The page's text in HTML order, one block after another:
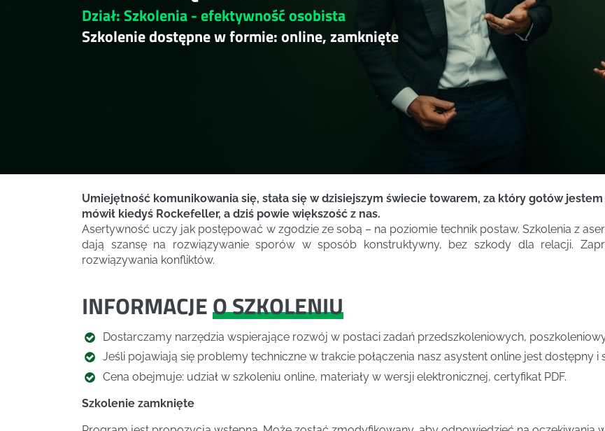
Dział: Szkolenia - efektywność osobista
Szkolenie dostępne w formie: online, zamknięte
Umiejętność komunikowania się, stała się w dzisiejszym świecie towarem, za który gotów
mówił kiedyś Rockefeller, a dziś powie większość z nas.
Asertywność uczy jak postępować w zgodzie ze sobą – na poziomie technik postaw. Szkolenia z
dają szansę na rozwiązywanie sporów w sposób konstruktywny, bez szkody dla relacji.
rozwiązywania konfliktów.
INFORMACJEO SZKOLENIU
Dostarczamy narzędzia wspierające rozwój w postaci zadań przedszkoleniowych,
Jeśli pojawiają się problemy techniczne w trakcie połączenia nasz asystent online jest dostępny i
Cena obejmuje: udział w szkoleniu online, materiały w wersji elektronicznej, certyfikat PDF.
Szkolenie zamknięte